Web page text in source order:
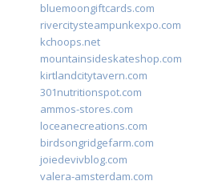
bluemoongiftcards.com
rivercitysteampunkexpo.com
kchoops.net
mountainsideskateshop.com
kirtlandcitytavern.com
301nutritionspot.com
ammos-stores.com
loceanecreations.com
birdsongridgefarm.com
joiedevivblog.com
valera-amsterdam.com